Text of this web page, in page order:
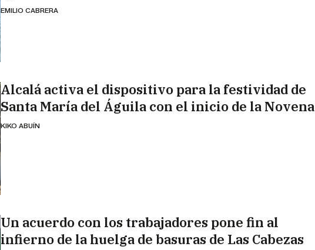
EMILIO CABRERA
Alcalá activa el dispositivo para la festividad de
Santa María del Águila con el inicio de la Novena
KIKO ABUÍN
Un acuerdo con los trabajadores pone fin al
infierno de la huelga de basuras de Las Cabezas